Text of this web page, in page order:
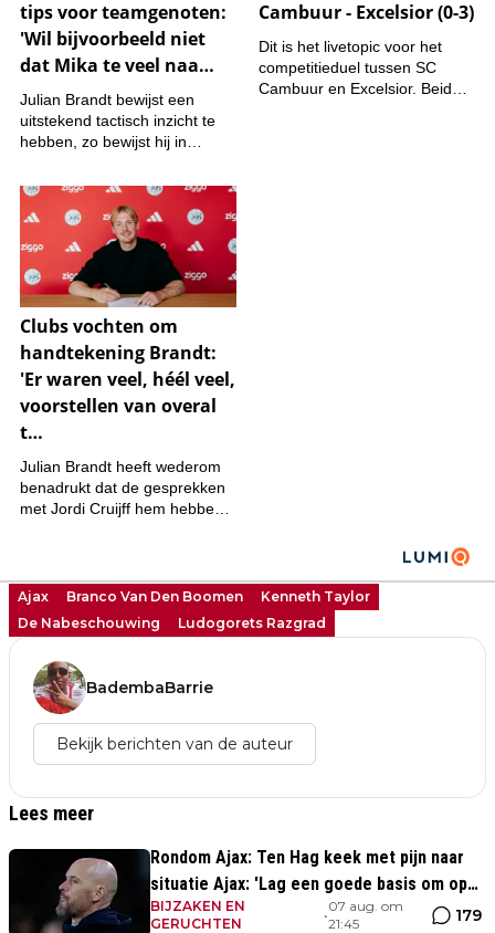
Ajax Branco Van Den Boomen
Kenneth Taylor
De Nabeschouwing
Ludogorets Razgrad
BadembaBarrie
Bekijk berichten van de auteur
Lees meer
Rondom Ajax: Ten Hag keek met pijn naar
situatie Ajax: 'Lag een goede basis om op
voort te borduren'
BIJZAKEN EN
GERUCHTEN
•
07 aug. om
21:45
179